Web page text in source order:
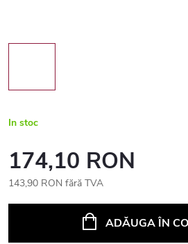
In stoc
174,10 RON
143,90 RON fără TVA
ADĂUGA ÎN